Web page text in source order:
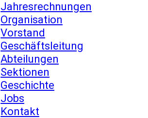
Jahresrechnungen
Organisation
Vorstand
Geschäftsleitung
Abteilungen
Sektionen
Geschichte
Jobs
Kontakt